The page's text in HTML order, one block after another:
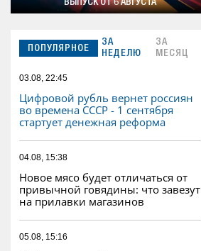
ВЫПУСК ОТ 6 АВГУСТА
ПОПУЛЯРНОЕ
ЗА
НЕДЕЛЮ
ЗА
МЕСЯЦ
03.08, 22:45
Цифровой рубль вернет россиян
во времена СССР - 1 сентября
стартует денежная реформа
04.08, 15:38
Новое мясо будет отличаться от
привычной говядины: что завезут
на прилавки магазинов
05.08, 15:16